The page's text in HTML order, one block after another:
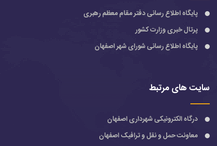
پایگاه اطلاع رسانی دفتر مقام معظم رهبری
پرتال خبری وزارت کشور
پایگاه اطلاع رسانی شورای شهر اصفهان
سایت های مرتبط
درگاه الکترونیکی شهرداری اصفهان
معاونت حمل و نقل و ترافیک اصفهان